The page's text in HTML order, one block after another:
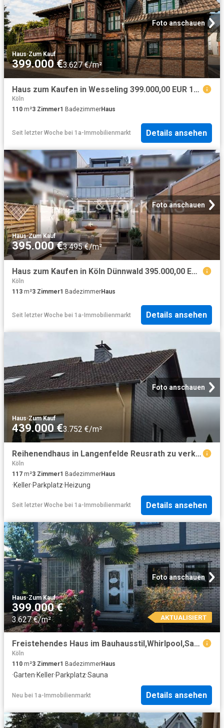
Foto anschauen
Haus·Zum Kauf
399.000 €3.627 €/m²
Haus zum Kaufen in Wesseling 399.000,00 EUR 110 m²
Köln
110 m²3 Zimmer1 BadezimmerHaus
Seit letzter Woche bei 1a-Immobilienmarkt Details ansehen
Foto anschauen
Haus·Zum Kauf
395.000 €3.495 €/m²
Haus zum Kaufen in Köln Dünnwald 395.000,00 EUR 113 m²
Köln
113 m²3 Zimmer1 BadezimmerHaus
Seit letzter Woche bei 1a-Immobilienmarkt Details ansehen
Foto anschauen
Haus·Zum Kauf
439.000 €3.752 €/m²
Reihenendhaus in Langenfelde Reusrath zu verkaufen
Köln
117 m²3 Zimmer1 BadezimmerHaus
·Keller·Parkplatz·Heizung
Seit letzter Woche bei 1a-Immobilienmarkt Details ansehen
Foto anschauen
Haus·Zum Kauf
399.000 €
3.627 €/m² AKTUALISIERT
Freistehendes Haus im Bauhausstil,Whirlpool,Sauna, Garage,Carport
Köln
110 m²3 Zimmer1 BadezimmerHaus
·Garten·Keller·Parkplatz·Sauna
Neu bei 1a-Immobilienmarkt Details ansehen